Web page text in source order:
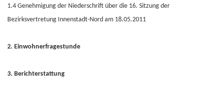
1.4 Genehmigung der Niederschrift über die 16. Sitzung der
Bezirksvertretung Innenstadt-Nord am 18.05.2011
2. Einwohnerfragestunde
3. Berichterstattung